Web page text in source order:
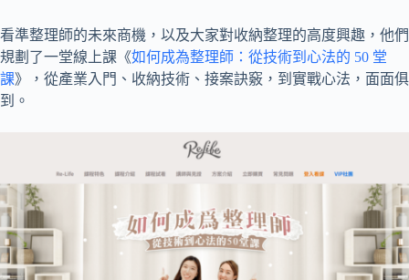
看準整理師的未來商機，以及大家對收納整理的高度興趣，他們
規劃了一堂線上課《如何成為整理師：從技術到心法的 50 堂
課》，從產業入門、收納技術、接案訣竅，到實戰心法，面面俱
到。